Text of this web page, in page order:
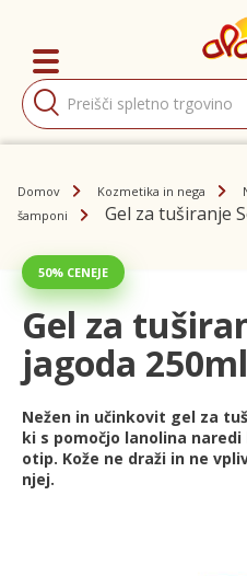
Products
search
Domov Kozmetika in nega
šamponi
Gel za tuširanje
50% CENEJE
Gel za
jagoda 250ml
Nežen in učinkovit gel za
ki s pomočjo lanolina
otip. Kože ne draži in ne
njej.